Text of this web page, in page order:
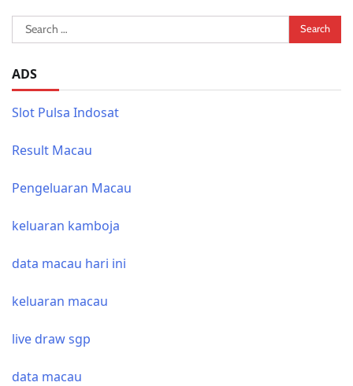
Search
for:
ADS
Slot Pulsa Indosat
Result Macau
Pengeluaran Macau
keluaran kamboja
data macau hari ini
keluaran macau
live draw sgp
data macau